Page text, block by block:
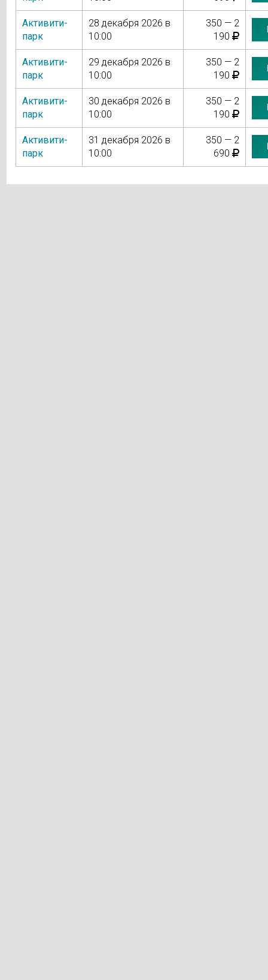
Активити-
парк
28 декабря 2026 в
10:00
350 — 2
190
Активити-
парк
29 декабря 2026 в
10:00
350 — 2
190
Активити-
парк
30 декабря 2026 в
10:00
350 — 2
190
Активити-
парк
31 декабря 2026 в
10:00
350 — 2
690